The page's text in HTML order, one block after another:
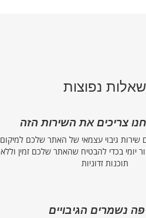
שאלות נפוצות
גיבוי עצמאי של האתר שלכם למיקום
יומי בכדי להבטיח שהאתר שלכם זמין וללא
תוכנות זדוניות